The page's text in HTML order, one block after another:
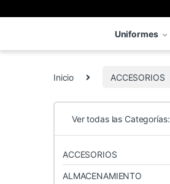
Uniformes
Inicio ACCESORIOS
Ver todas las Categorías:
ACCESORIOS
ALMACENAMIENTO